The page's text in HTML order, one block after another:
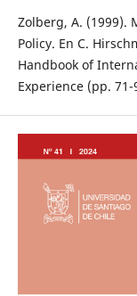
Zolberg, A. (1999).
Policy. En C.
Handbook of
Experience (pp.